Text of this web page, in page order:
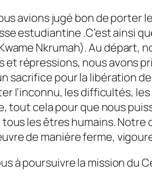
avions jugé bon de porter
estudiantine .C’est ainsi
Nkrumah). Au départ,
répressions, nous avons
sacrifice pour la libération
l’inconnu, les difficultés,
tout cela pour que nous
les êtres humains.
de manière ferme,
à poursuivre la mission du